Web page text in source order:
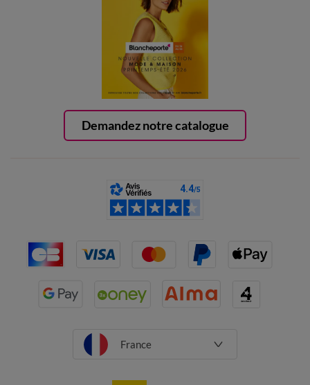
Demandez notre catalogue
France